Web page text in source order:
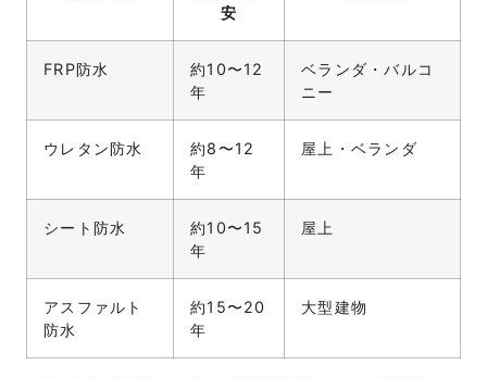
安
FRP防水
約10〜12
年
ベランダ・バルコ
ニー
ウレタン防水
約8〜12
年
屋上・ベランダ
シート防水
約10〜15
年
屋上
アスファルト
防水
約15〜20
年
大型建物